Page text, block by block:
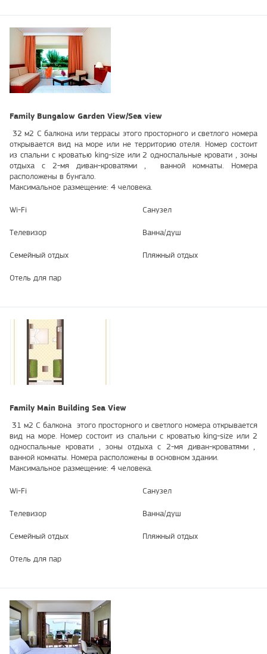
Family Bungalow Garden View/Sea view
32 м2 С балкона или террасы этого просторного и светлого номера
открывается вид на море или не территорию отеля. Номер состоит
из спальни с кроватью king-size или 2 односпальные кровати , зоны
отдыха с 2-мя диван-кроватями , ванной комнаты. Номера
расположены в бунгало.
Максимальное размещение: 4 человека.
Wi-Fi Санузел
Телевизор Ванна/душ
Семейный отдых Пляжный отдых
Отель для пар
Family Main Building Sea View
31 м2 С балкона этого просторного и светлого номера открывается
вид на море. Номер состоит из спальни с кроватью king-size или 2
односпальные кровати , зоны отдыха с 2-мя диван-кроватями ,
ванной комнаты. Номера расположены в основном здании.
Максимальное размещение: 4 человека.
Wi-Fi Санузел
Телевизор Ванна/душ
Семейный отдых Пляжный отдых
Отель для пар